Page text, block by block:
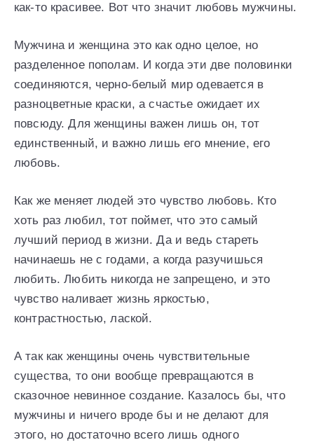
как-то красивее. Вот что значит любовь мужчины.
Мужчина и женщина это как одно целое, но
разделенное пополам. И когда эти две половинки
соединяются, черно-белый мир одевается в
разноцветные краски, а счастье ожидает их
повсюду. Для женщины важен лишь он, тот
единственный, и важно лишь его мнение, его
любовь.
Как же меняет людей это чувство любовь. Кто
хоть раз любил, тот поймет, что это самый
лучший период в жизни. Да и ведь стареть
начинаешь не с годами, а когда разучишься
любить. Любить никогда не запрещено, и это
чувство наливает жизнь яркостью,
контрастностью, лаской.
А так как женщины очень чувствительные
существа, то они вообще превращаются в
сказочное невинное создание. Казалось бы, что
мужчины и ничего вроде бы и не делают для
этого, но достаточно всего лишь одного